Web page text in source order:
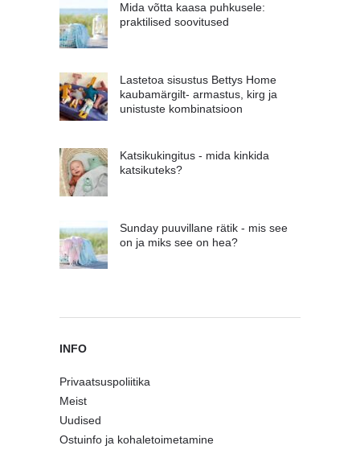
Mida võtta kaasa puhkusele:
praktilised soovitused
Lastetoa sisustus Bettys Home
kaubamärgilt- armastus, kirg ja
unistuste kombinatsioon
Katsikukingitus - mida kinkida
katsikuteks?
Sunday puuvillane rätik - mis see
on ja miks see on hea?
INFO
Privaatsuspoliitika
Meist
Uudised
Ostuinfo ja kohaletoimetamine